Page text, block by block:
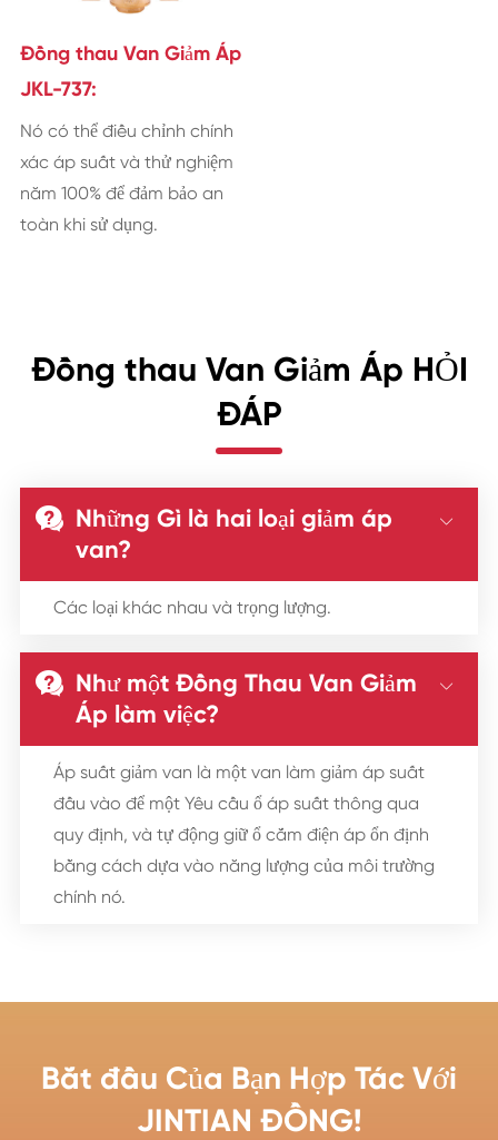
Đồng thau Van Giảm Áp
JKL-737:
Nó có thể điều chỉnh chính
xác áp suất và thử nghiệm
năm 100% để đảm bảo an
toàn khi sử dụng.
Đồng thau Van Giảm Áp HỎI
ĐÁP
 Những Gì là hai loại giảm áp
van?

Các loại khác nhau và trọng lượng.
 Như một Đồng Thau Van Giảm
Áp làm việc?

Áp suất giảm van là một van làm giảm áp suất
đầu vào để một Yêu cầu ổ áp suất thông qua
quy định, và tự động giữ ổ cắm điện áp ổn định
bằng cách dựa vào năng lượng của môi trường
chính nó.
Bắt đầu Của Bạn Hợp Tác Với
JINTIAN ĐỒNG!